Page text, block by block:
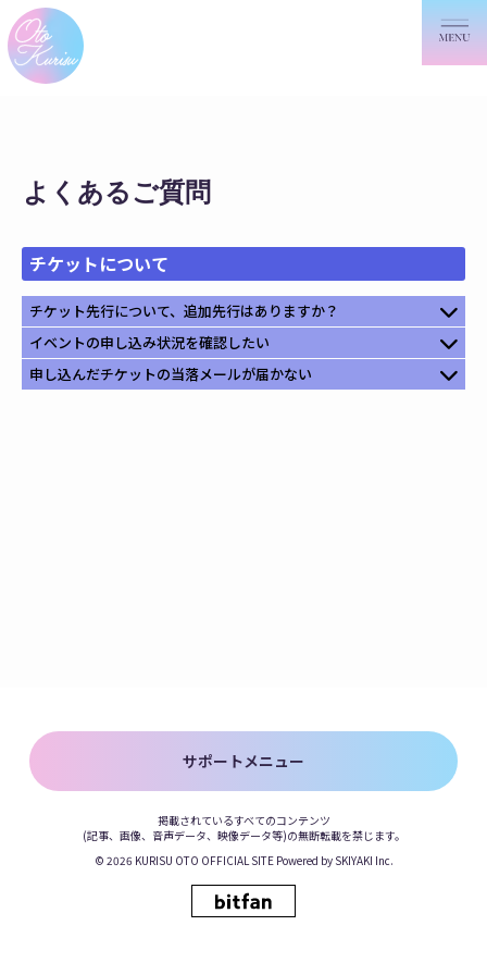
よくあるご質問
チケットについて
チケット先行について、追加先行はありますか？
イベントの申し込み状況を確認したい
申し込んだチケットの当落メールが届かない
サポートメニュー
掲載されているすべてのコンテンツ
(記事、画像、音声データ、映像データ等)の無断転載を禁じます。
© 2026 KURISU OTO OFFICIAL SITE Powered by SKIYAKI Inc.